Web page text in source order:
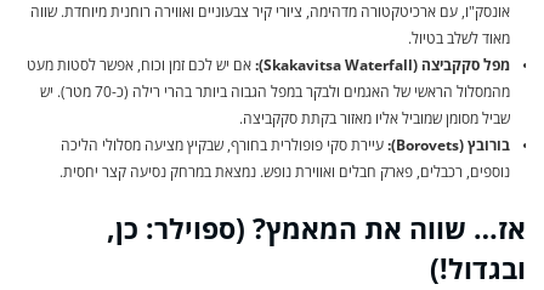
אונסק"ו, עם ארכיטקטורה מדהימה, ציורי קיר צבעוניים ואווירה רוחנית מיוחדת. שווה
מאוד לשלב בטיול.
מפל סקקביצה (Skakavitsa Waterfall):
אם יש לכם זמן וכוח, אפשר לסטות מעט
מהמסלול הראשי של האגמים ולבקר במפל הגבוה ביותר בהרי רילה (כ-70 מטר). יש
שביל מסומן שמוביל אליו מאזור בקתת סקקביצה.
בורובץ (Borovets):
עיירת סקי פופולרית בחורף, שבקיץ מציעה מסלולי הליכה
נוספים, רכבלים, פארק חבלים ואווירת נופש. נמצאת במרחק נסיעה קצר יחסית.
אז… שווה את המאמץ? (ספוילר: כן,
ובגדול!)